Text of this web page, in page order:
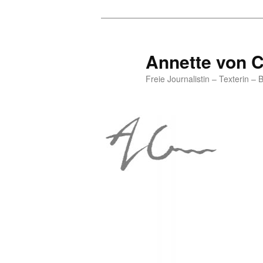
Annette von
Freie Journalistin – Texterin –